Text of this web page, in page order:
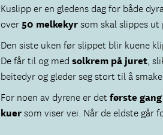
Kuslipp er en gledens dag for både
over50 melkekyrsom skal slippes ut
Den siste uken før slippet blir kuene
De får til og med solkrem på juret,
beitedyr og gleder seg stort til å
For noen av dyrene er det første gang
kuersom viser vei. Når de eldste går